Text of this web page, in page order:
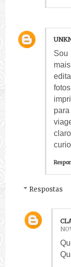
Respostas